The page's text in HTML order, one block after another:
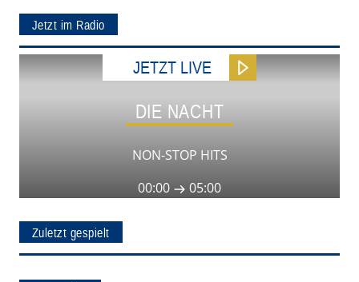
Jetzt im Radio
JETZT LIVE
DIE NACHT
NON-STOP HITS
00:00
05:00
Zuletzt gespielt